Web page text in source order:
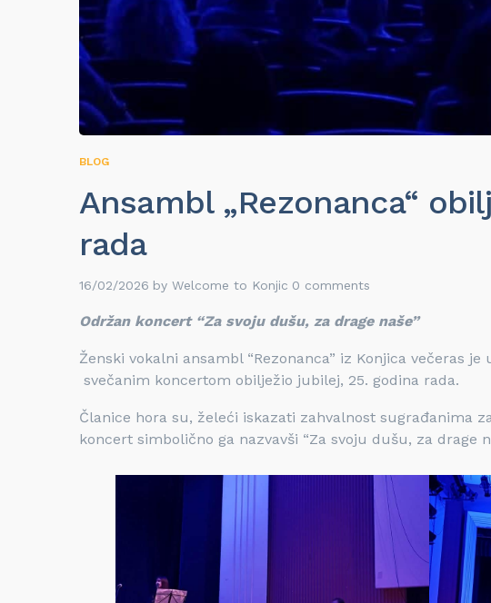
BLOG
Ansambl „Rezonanca“
rada
16/02/2026 by Welcome to Konjic 0 comments
Održan koncert “Za svoju dušu, za drage naše”
Ženski vokalni ansambl “Rezonanca” iz Konjica večeras
svečanim koncertom obilježio jubilej, 25. godina rada.
Članice hora su, želeći iskazati zahvalnost sugrađanima
koncert simbolično ga nazvavši “Za svoju dušu, za drage